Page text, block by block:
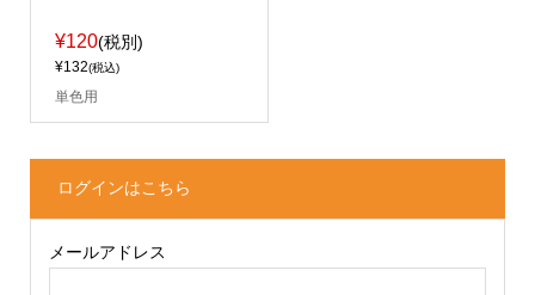
¥120(税別)
¥132(税込)
単色用
ログインはこちら
メールアドレス